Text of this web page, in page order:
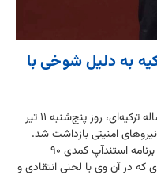
به دلیل شوخی با
«محبت نیوز»- دنیز گوکتاش، کمدین ۳۲ ساله ترکیه‌ای، روز پنج‌شنبه ۱۱ تیر
امنیتی بازداشت شد.
این بازداشت در پی واکنش‌های گسترده به برنامه استندآپ کمدی ۹۰
که در آن وی با لحنی انتقادی و